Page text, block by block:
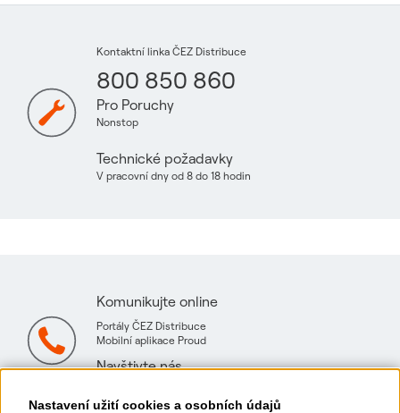
Nastavení užití cookies a osobních údajů
Kontaktní linka ČEZ Distribuce
800 850 860
Pro Poruchy
Nonstop
Technické požadavky
V pracovní dny od 8 do 18 hodin
Komunikujte online
Portály ČEZ Distribuce
Mobilní aplikace Proud
Navštivte nás